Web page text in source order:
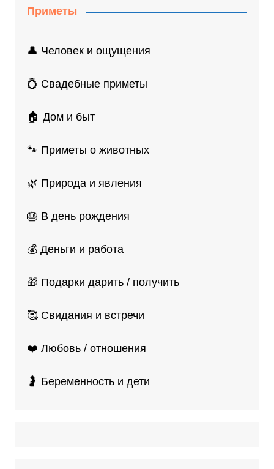
Приметы
👤 Человек и ощущения
💍 Свадебные приметы
🏠 Дом и быт
🐾 Приметы о животных
🌿 Природа и явления
🎂 В день рождения
💰 Деньги и работа
🎁 Подарки дарить / получить
🥰 Свидания и встречи
❤️ Любовь / отношения
🤰 Беременность и дети